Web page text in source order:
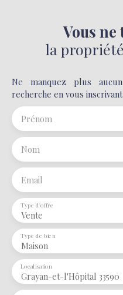
Vous ne
la
Ne manquez plus
recherche en vous
Prénom
Nom
Email
Vente
Type d'offre
Maison
Type de bien
Grayan-et-l'Hôpital 33590
Localisation